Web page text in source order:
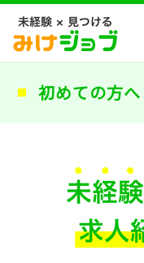
初めての方へ